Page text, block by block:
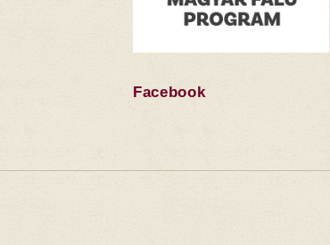
Facebook